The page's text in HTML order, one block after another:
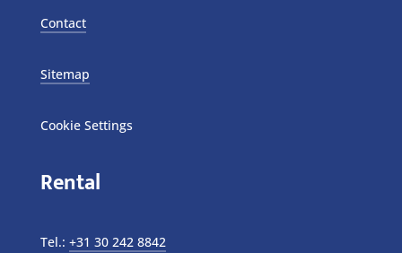
Contact
Sitemap
Cookie Settings
Rental
Tel.: +31 30 242 8842